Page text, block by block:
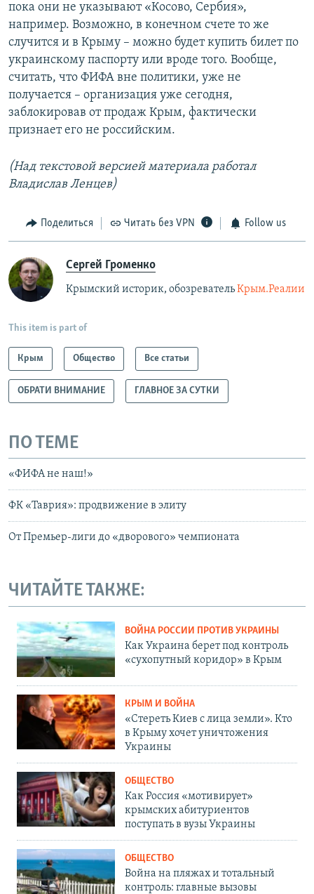
пока они не указывают «Косово, Сербия»,
например. Возможно, в конечном счете то же
случится и в Крыму – можно будет купить билет по
украинскому паспорту или вроде того. Вообще,
считать, что ФИФА вне политики, уже не
получается – организация уже сегодня,
заблокировав от продаж Крым, фактически
признает его не российским.
(Над текстовой версией материала работал
Владислав Ленцев)
Поделиться Читать без VPN Follow us
Сергей Громенко
Крымский историк, обозревательКрым.Реалии
This item is part of
Крым Общество Все статьи
ОБРАТИ ВНИМАНИЕ ГЛАВНОЕ ЗА СУТКИ
ПО ТЕМЕ
«ФИФА не наш!»
ФК «Таврия»: продвижение в элиту
От Премьер-лиги до «дворового» чемпионата
ЧИТАЙТЕ ТАКЖЕ:
ВОЙНА РОССИИ ПРОТИВ УКРАИНЫ
Как Украина берет под контроль
«сухопутный коридор» в Крым
КРЫМ И ВОЙНА
«Стереть Киев с лица земли». Кто
в Крыму хочет уничтожения
Украины
ОБЩЕСТВО
Как Россия «мотивирует»
крымских абитуриентов
поступать в вузы Украины
ОБЩЕСТВО
Война на пляжах и тотальный
контроль: главные вызовы